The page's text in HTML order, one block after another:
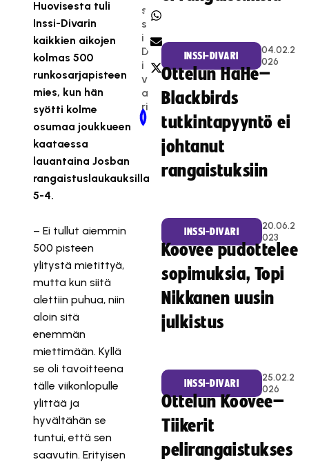
Huovisesta tuli
Inssi-Divarin
kaikkien aikojen
kolmas 500
runkosarjapisteen
mies, kun hän
syötti kolme
osumaa joukkueen
kaataessa
lauantaina Josban
rangaistuslaukauksilla
5-4.
– Ei tullut aiemmin
500 pisteen
ylitystä mietittyä,
mutta kun siitä
alettiin puhua, niin
aloin sitä
enemmän
miettimään. Kyllä
se oli tavoitteena
tälle viikonlopulle
ylittää ja
hyvältähän se
tuntui, että sen
saavutin. Erityisen
s
s
i-
D
i
v
a
ri
Older Post
Newer Post
INSSI-DIVARI
04.02.2
026
Ottelun HaHe–
Blackbirds
tutkintapyyntö ei
johtanut
rangaistuksiin
INSSI-DIVARI
20.06.2
023
Koovee pudottelee
sopimuksia, Topi
Nikkanen uusin
julkistus
INSSI-DIVARI
25.02.2
026
Ottelun Koovee–
Tiikerit
pelirangaistukses